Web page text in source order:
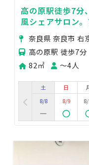
高の原駅徒歩7分
風シェアサロン
ンプー台併設の面
奈良県 奈良市 右
高の原駅 徒歩7分
82㎡
〜4人
土
8/8
日
8/9